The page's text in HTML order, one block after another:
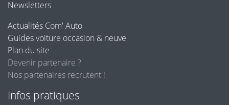
Newsletters
Actualités Com' Auto
Guides voiture occasion & neuve
Plan du site
Devenir partenaire ?
Nos partenaires recrutent !
Infos pratiques